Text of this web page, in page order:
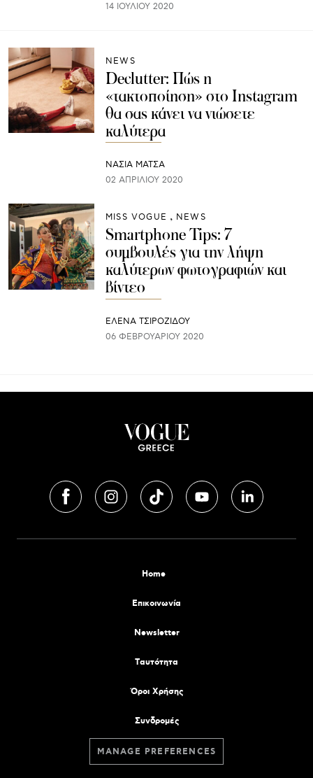
14 ΙΟΥΛΊΟΥ 2020
NEWS
Declutter: Πώς η
«τακτοποίηση» στο Instagram
θα σας κάνει να νιώσετε
καλύτερα
ΝΑΣΙΑ ΜΑΤΣΑ
02 ΑΠΡΙΛΊΟΥ 2020
MISS VOGUE NEWS
Smartphone Tips: 7
συμβουλές για την λήψη
καλύτερων φωτογραφιών και
βίντεο
ΈΛΕΝΑ ΤΣΙΡΟΖΊΔΟΥ
06 ΦΕΒΡΟΥΑΡΊΟΥ 2020
Home
Επικοινωνία
Newsletter
Tαυτότητα
Όροι Χρήσης
Συνδρομές
MANAGE PREFERENCES